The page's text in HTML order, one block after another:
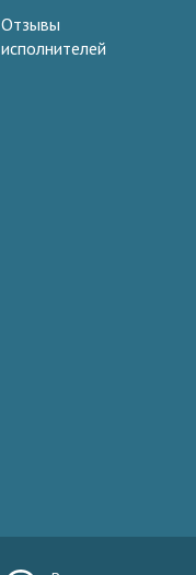
Отзывы
исполнителей